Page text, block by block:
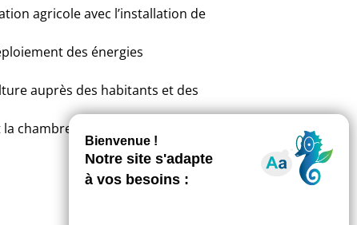
agricole avec l’installation de
des énergies
auprès des habitants et des
chambre d’agriculture.